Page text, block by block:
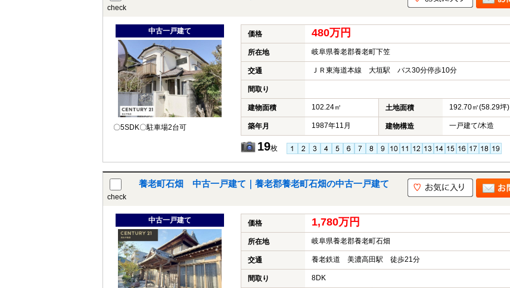
check
中古一戸建て
〇5SDK〇駐車場2台可
価格 480万円
所在地 岐阜県養老郡養老町下笠
交通 ＪＲ東海道本線 大垣駅 バス30分停歩10分
間取り
建物面積 102.24㎡ 土地面積 192.70㎡(58.29坪)
築年月 1987年11月 建物構造 一戸建て/木造
19枚
check
養老町石畑 中古一戸建て｜養老郡養老町石畑の中古一戸建て
中古一戸建て 価格 1,780万円
所在地 岐阜県養老郡養老町石畑
交通 養老鉄道 美濃高田駅 徒歩21分
間取り 8DK